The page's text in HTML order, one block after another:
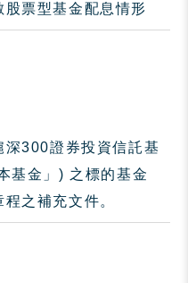
股票型基金配息情形
深300證券投資信託基
基金」) 之標的基金
之補充文件。